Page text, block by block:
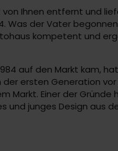
Ihnen entfernt und
Was der Vater
kompetent und
auf den Markt kam,
ersten Generation
Einer der
junges Design aus